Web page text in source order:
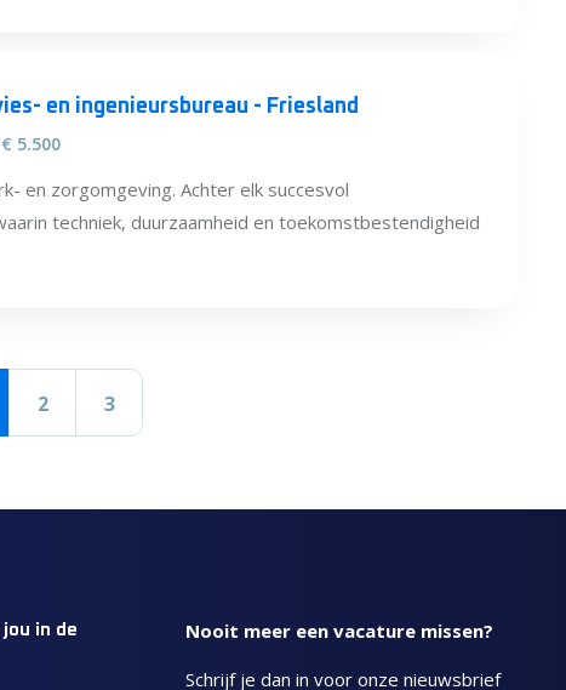
en ingenieursbureau - Friesland
5.500
en zorgomgeving. Achter elk succesvol
techniek, duurzaamheid en toekomstbestendigheid
2 3
in de
Nooit meer een vacature missen?
Schrijf je dan in voor onze nieuwsbrief